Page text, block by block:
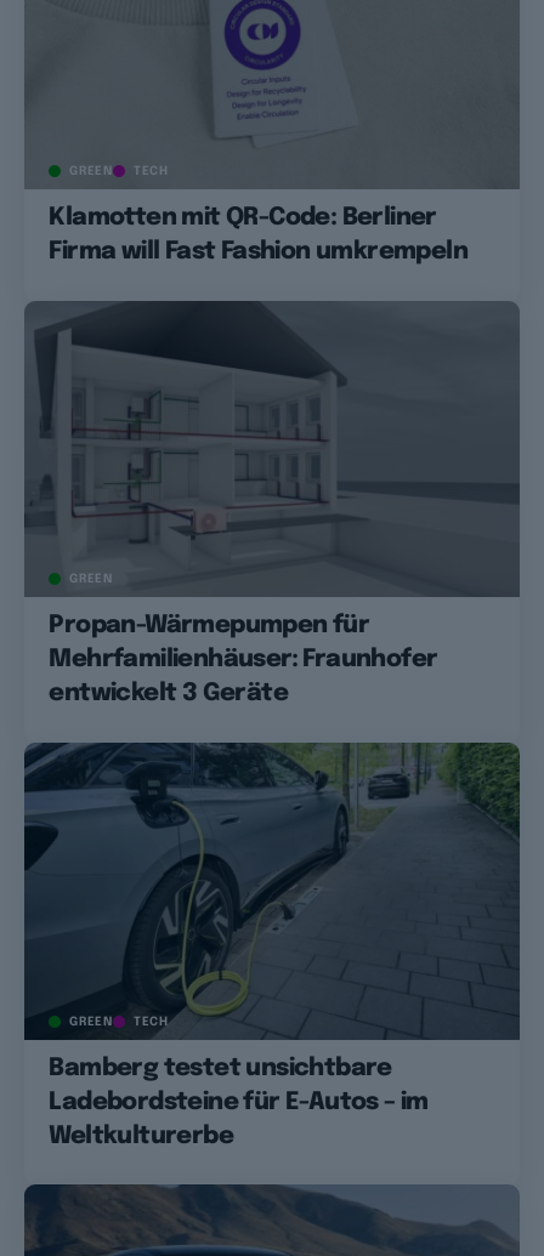
GREEN TECH
Klamotten mit QR-Code: Berliner
Firma will Fast Fashion umkrempeln
GREEN
Propan-Wärmepumpen für
Mehrfamilienhäuser: Fraunhofer
entwickelt 3 Geräte
GREEN TECH
Bamberg testet unsichtbare
Ladebordsteine für E-Autos – im
Weltkulturerbe